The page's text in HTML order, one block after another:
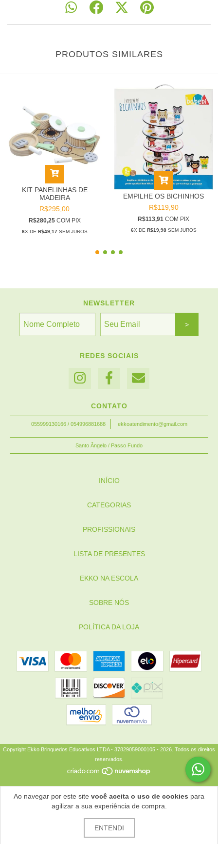
Ao navegar por este site você aceita o uso de cookies para
agilizar a sua experiência de compra.
ENTENDI
PRODUTOS SIMILARES
KIT PANELINHAS DE
MADEIRA
R$295,00
R$280,25 COM PIX
6X DE R$49,17SEM JUROS
EMPILHE OS BICHINHOS
R$119,90
R$113,91 COM PIX
6X DE R$19,98SEM JUROS
NEWSLETTER
REDES SOCIAIS
CONTATO
055999130166 / 054996881688 ekkoatendimento@gmail.com
Santo Ângelo / Passo Fundo
INÍCIO
CATEGORIAS
PROFISSIONAIS
LISTA DE PRESENTES
EKKO NA ESCOLA
SOBRE NÓS
POLÍTICA DA LOJA
Copyright Ekko Brinquedos Educativos LTDA - 37829059000105 - 2026. Todos os direitos
reservados.